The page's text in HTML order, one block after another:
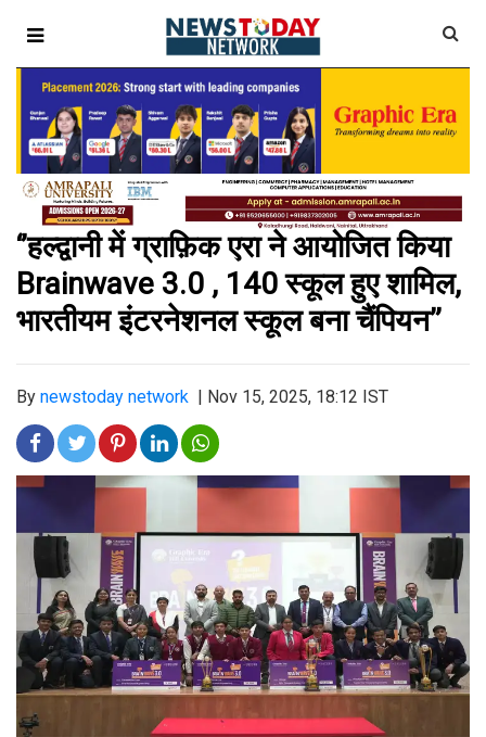
‘’हल्द्वानी में ग्राफ़िक एरा ने आयोजित किया
Brainwave 3.0 , 140 स्कूल हुए शामिल,
भारतीयम इंटरनेशनल स्कूल बना चैंपियन’’
By newstoday network Nov 15, 2025, 18:12 IST